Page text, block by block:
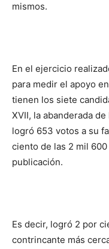
mismos.
En el ejercicio
para medir el apoyo
tienen los siete
XVII, la abanderada
logró 653 votos a su
ciento de las 2 mil
publicación.
Es decir, logró 2 por
contrincante más